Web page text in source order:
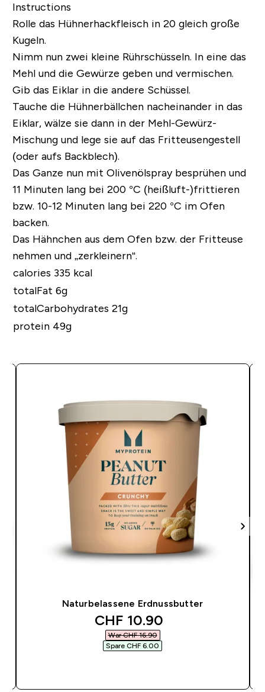
Instructions
Rolle das Hühnerhackfleisch in 20 gleich große
Kugeln.
Nimm nun zwei kleine Rührschüsseln. In eine das
Mehl und die Gewürze geben und vermischen.
Gib das Eiklar in die andere Schüssel.
Tauche die Hühnerbällchen nacheinander in das
Eiklar, wälze sie dann in der Mehl-Gewürz-
Mischung und lege sie auf das Fritteusengestell
(oder aufs Backblech).
Das Ganze nun mit Olivenölspray besprühen und
11 Minuten lang bei 200 °C (heißluft-)frittieren
bzw. 10-12 Minuten lang bei 220 °C im Ofen
backen.
Das Hähnchen aus dem Ofen bzw. der Fritteuse
nehmen und „zerkleinern“.
calories 335 kcal
totalFat 6g
totalCarbohydrates 21g
protein 49g
Naturbelassene Erdnussbutter
discounted price
CHF 10.90‎
War CHF 16.90‎
Spare CHF 6.00‎